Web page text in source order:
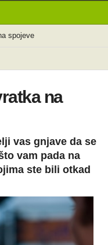
spojeve
na
vas gnjave da se
vam pada na
ste bili otkad